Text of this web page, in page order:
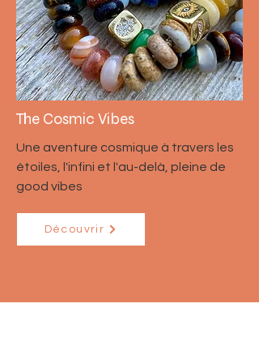
The Cosmic Vibes
Une aventure cosmique à travers les
étoiles, l'infini et l'au-delà, pleine de
good vibes
Découvrir